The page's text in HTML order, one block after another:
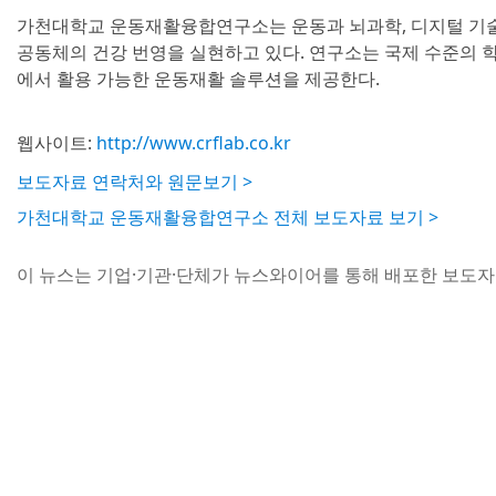
가천대학교 운동재활융합연구소는 운동과 뇌과학, 디지털
공동체의 건강 번영을 실현하고 있다. 연구소는 국제 수준의
에서 활용 가능한 운동재활 솔루션을 제공한다.
웹사이트: http://www.crflab.co.kr
보도자료 연락처와 원문보기 >
가천대학교 운동재활융합연구소 전체 보도자료 보기 >
이 뉴스는 기업·기관·단체가 뉴스와이어를 통해 배포한 보도